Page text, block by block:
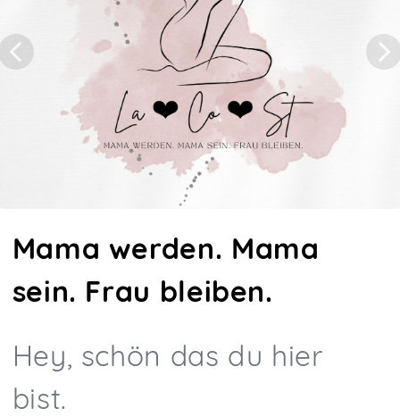
Mama werden. Mama
sein. Frau bleiben.
Hey, schön das du hier
bist.